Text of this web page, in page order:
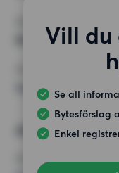
Vill du
Se all
Bytesförslag
Enkel
Balkong, Hiss
ÖVRIGA PREFERENSER
Inga speciella
Alternativt